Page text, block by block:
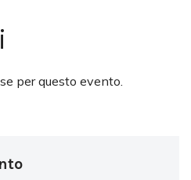
per questo evento.